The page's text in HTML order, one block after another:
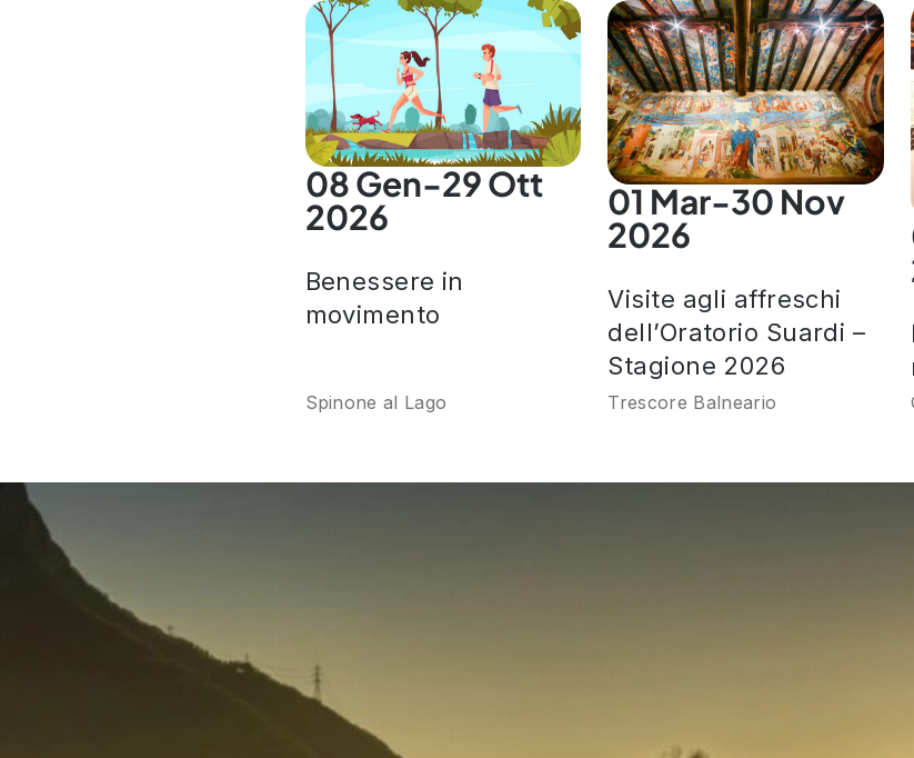
08 Gen-29 Ott
2026
Benessere in
movimento
Spinone al Lago
01 Mar-30 Nov
2026
Visite agli affreschi
dell’Oratorio Suardi –
Stagione 2026
Trescore Balneario